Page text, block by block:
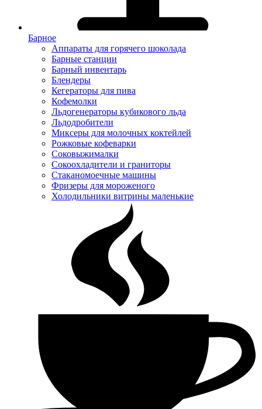
Барное
Аппараты для горячего шоколада
Барные станции
Барный инвентарь
Блендеры
Кегераторы для пива
Кофемолки
Льдогенераторы кубикового льда
Льдодробители
Миксеры для молочных коктейлей
Рожковые кофеварки
Соковыжималки
Сокоохладители и граниторы
Стаканомоечные машины
Фризеры для мороженого
Холодильники витрины маленькие